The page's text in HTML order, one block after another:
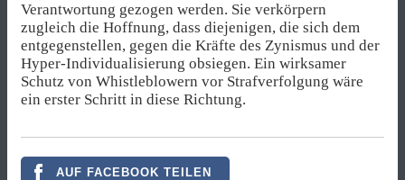
Verantwortung gezogen werden. Sie verkörpern
zugleich die Hoffnung, dass diejenigen, die sich dem
entgegenstellen, gegen die Kräfte des Zynismus und der
Hyper-Individualisierung obsiegen. Ein wirksamer
Schutz von Whistleblowern vor Strafverfolgung wäre
ein erster Schritt in diese Richtung.
AUF FACEBOOK TEILEN